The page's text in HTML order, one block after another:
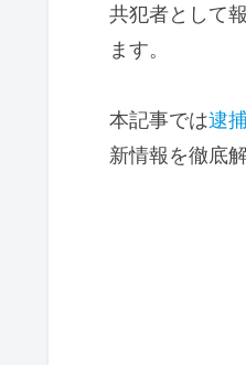
共犯者として
ます。
本記事では逮
新情報を徹底